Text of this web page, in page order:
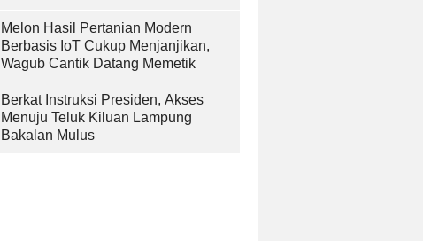
Melon Hasil Pertanian Modern
Berbasis IoT Cukup Menjanjikan,
Wagub Cantik Datang Memetik
Berkat Instruksi Presiden, Akses
Menuju Teluk Kiluan Lampung
Bakalan Mulus